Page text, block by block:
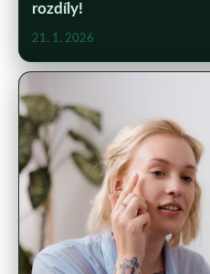
rozdíly!
21. 1. 2026